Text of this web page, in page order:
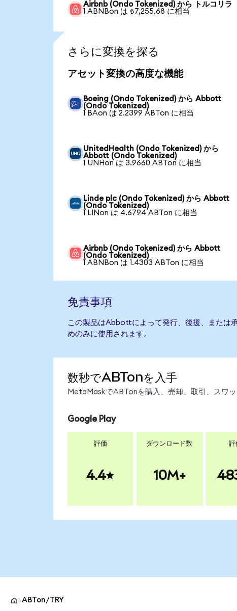
Airbnb (Ondo Tokenized) から トルコリラ
1 ABNBon は ₺7,255.68 に相当
さらに変換を探る
アセット変換の高度な機能
Boeing (Ondo Tokenized) から Abbott
(Ondo Tokenized)
1 BAon は 2.2399 ABTon に相当
UnitedHealth (Ondo Tokenized) から
Abbott (Ondo Tokenized)
1 UNHon は 3.9660 ABTon に相当
Linde plc (Ondo Tokenized) から Abbott
(Ondo Tokenized)
1 LINon は 4.6794 ABTon に相当
Airbnb (Ondo Tokenized) から Abbott
(Ondo Tokenized)
1 ABNBon は 1.4303 ABTon に相当
免責事項
この製品はAbbottによって発行、後援、または
めのみに使用されます。
数秒でABTonを入手
MetaMaskでABTonを購入、売却、取引、スワ
Google Play
評価
4.4
ダウンロード数
10M+
評
ABTon/TRY